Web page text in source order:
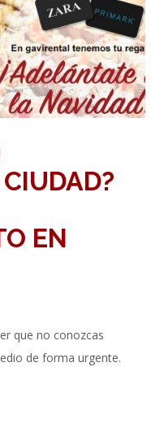
EN
que no conozcas
de forma urgente.